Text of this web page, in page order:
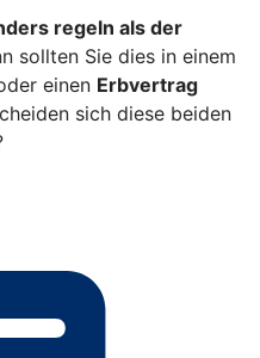
regeln als der
sollten Sie dies in einem
einen Erbvertrag
sich diese beiden